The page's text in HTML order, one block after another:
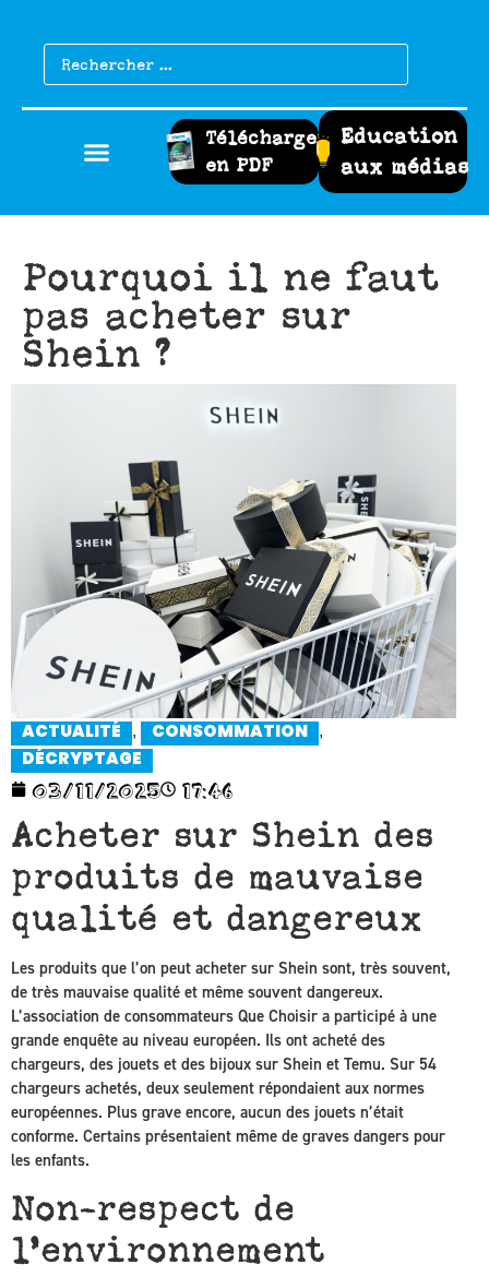
Télécharger
en PDF
Education
aux médias
Pourquoi il ne faut
pas acheter sur
Shein ?
ACTUALITÉ , CONSOMMATION ,
DÉCRYPTAGE
03/11/2025 17:46
Acheter sur Shein des
produits de mauvaise
qualité et dangereux
Les produits que l’on peut acheter sur Shein sont, très souvent,
de très mauvaise qualité et même souvent dangereux.
L’association de consommateurs Que Choisir a participé à une
grande enquête au niveau européen. Ils ont acheté des
chargeurs, des jouets et des bijoux sur Shein et Temu. Sur 54
chargeurs achetés, deux seulement répondaient aux normes
européennes. Plus grave encore, aucun des jouets n’était
conforme. Certains présentaient même de graves dangers pour
les enfants.
Non-respect de
l’environnement